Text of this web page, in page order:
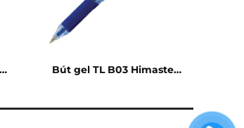
Bút gel TL B03 Himaster